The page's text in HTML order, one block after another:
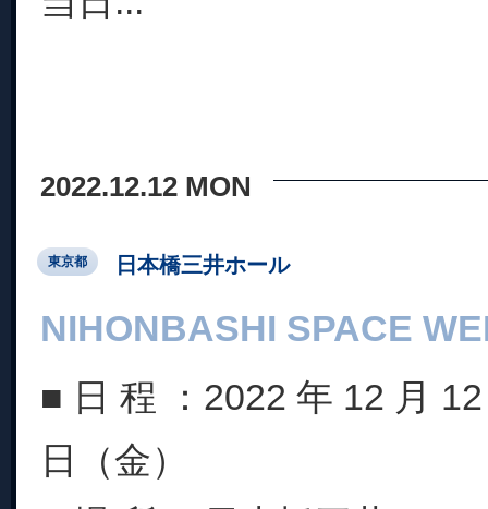
2022.12.12 MON
東京都 日本橋三井ホール
NIHONBASHI SPACE
■ 日 程 ：2022 年 12 月
日（金）